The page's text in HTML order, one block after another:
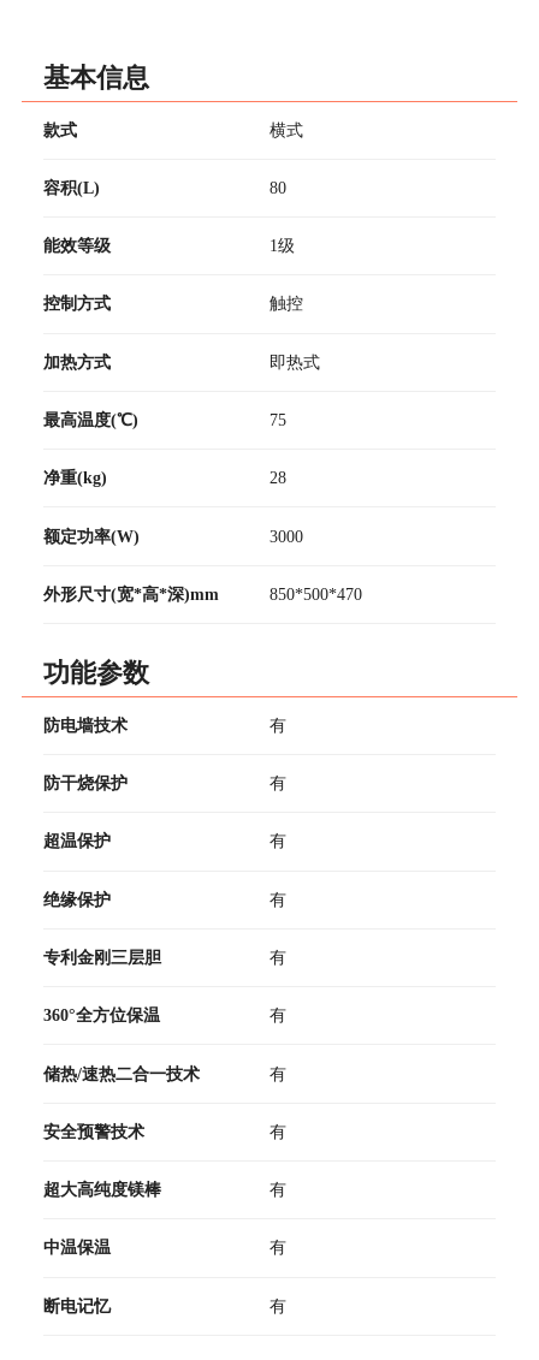
基本信息
款式 横式
容积(L) 80
能效等级 1级
控制方式 触控
加热方式 即热式
最高温度(℃) 75
净重(kg) 28
额定功率(W) 3000
外形尺寸(宽*高*深)mm 850*500*470
功能参数
防电墙技术 有
防干烧保护 有
超温保护 有
绝缘保护 有
专利金刚三层胆 有
360°全方位保温 有
储热/速热二合一技术 有
安全预警技术 有
超大高纯度镁棒 有
中温保温 有
断电记忆 有